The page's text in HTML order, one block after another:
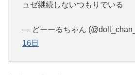
ュゼ継続しないつもりでいる
— どーーるちゃん
16日